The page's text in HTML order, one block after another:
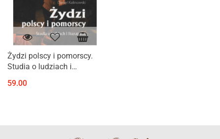
Żydzi polscy i pomorscy.
Studia o ludziach i
59.00